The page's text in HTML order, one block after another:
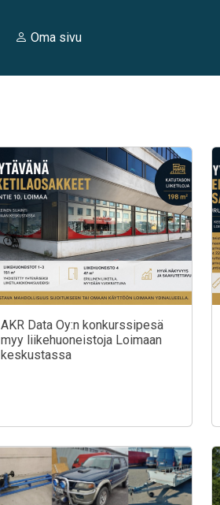
Oma sivu
AKR Data Oy:n konkurssipesä
myy liikehuoneistoja Loimaan
keskustassa